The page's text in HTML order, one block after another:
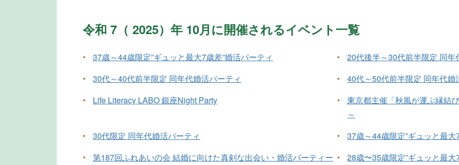
令和 7（ 2025）年 10月に開催されるイベント一覧
• 37歳～44歳限定”ギュッと最大7歳差”婚活パーティ •
20代後半～30代前半限定 同年
•
30代～40代前半限定 同年代婚活パーティ •
40代～50代前半限定 同年代婚
•
Life Literacy LABO 銀座Night Party •
東京都主催「秋風が運ぶ縁結
～
•
30代限定 同年代婚活パーティ •
37歳～44歳限定”ギュッと最大
•
第187回ふれあいの会 結婚に向けた真剣な出会い・婚活パーティー •
28歳〜35歳限定”ギュッと最大